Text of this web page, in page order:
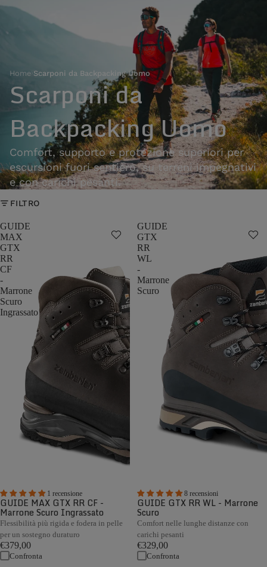
Home Scarponi da Backpacking Uomo
Scarponi da
Backpacking Uomo
Comfort, supporto e protezione superiori per
escursioni fuori sentiero, su terreni impegnativi
e con carichi pesanti.
FILTRO
GUIDE
MAX
GTX
RR
CF
-
Marrone
Scuro
Ingrassato
1 recensione
GUIDE MAX GTX RR CF -
Marrone Scuro Ingrassato
Flessibilità più rigida e fodera in pelle
per un sostegno duraturo
€379,00
Confronta
GUIDE
GTX
RR
WL
-
Marrone
Scuro
8 recensioni
GUIDE GTX RR WL - Marrone
Scuro
Comfort nelle lunghe distanze con
carichi pesanti
€329,00
Confronta